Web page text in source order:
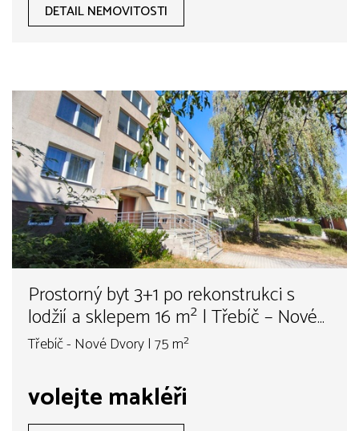
DETAIL NEMOVITOSTI
Prostorný byt 3+1 po rekonstrukci s
lodžií a sklepem 16 m² | Třebíč – Nové
Dvory
Třebíč - Nové Dvory | 75 m²
volejte makléři